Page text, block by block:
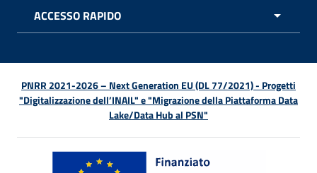
ACCESSO RAPIDO
PNRR 2021-2026 – Next Generation EU (DL 77/2021) - Progetti
"Digitalizzazione dell’INAIL" e "Migrazione della Piattaforma Data
Lake/Data Hub al PSN"